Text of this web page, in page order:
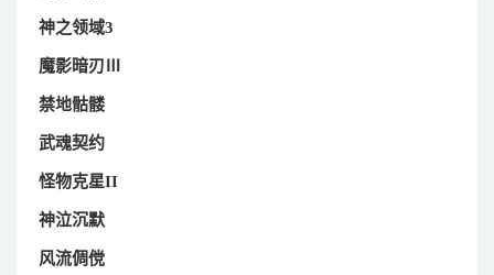
神之领域3
魔影暗刃Ⅲ
禁地骷髅
武魂契约
怪物克星II
神泣沉默
风流倜傥